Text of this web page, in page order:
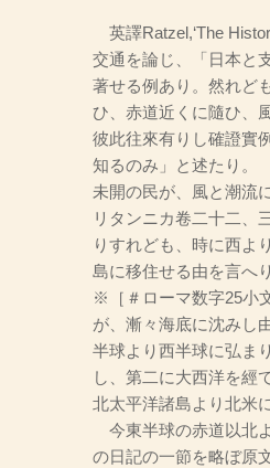
英譯Ratzel,‘The
交通を論じ、「日本と
著せる例あり。然れど
ひ、赤道近くに隨ひ、
彼此往來有りし確證實
知るのみ」と述たり。
未開の民が、風と潮流
リタンニカ卷二十二、
りすれども、時に西よ
島に移住せる由を言へ
※［＃ローマ数字25小
が、漸々海底に沈みし
半球より西半球に弘ま
し、第二に大西洋を經
北太平洋諸島より北米
今東半球の赤道以北
の日記の一節を略ぼ原